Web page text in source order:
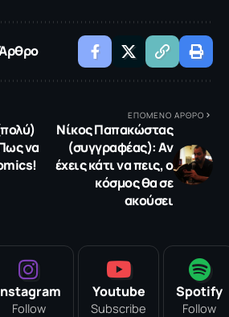
να
ΕΠΟΜΕΝΟ ΑΡΘΡΟ
Nίκος Παπακώστας
(συγγραφέας): Αν
έχεις κάτι να πεις, ο
κόσμος θα σε
ακούσει
Follow
Youtube
Subscribe
Spotify
Follow